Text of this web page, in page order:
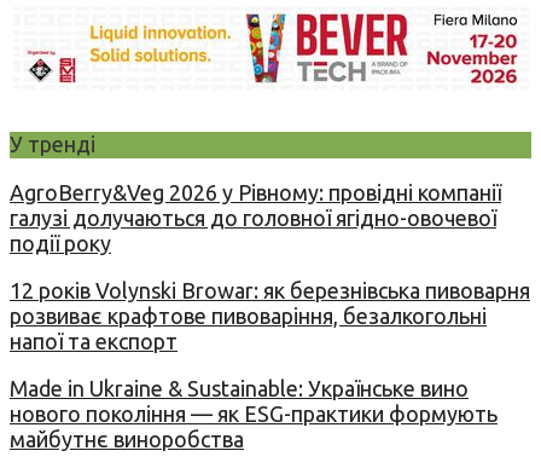
У тренді
AgroBerry&Veg 2026 у Рівному: провідні компанії
галузі долучаються до головної ягідно-овочевої
події року
12 років Volynski Browar: як березнівська пивоварня
розвиває крафтове пивоваріння, безалкогольні
напої та експорт
Made in Ukraine & Sustainable: Українське вино
нового покоління — як ESG-практики формують
майбутнє виноробства